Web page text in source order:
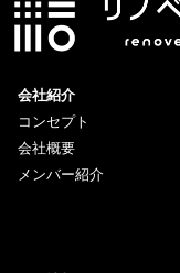
会社紹介
コンセプト
会社概要
メンバー紹介